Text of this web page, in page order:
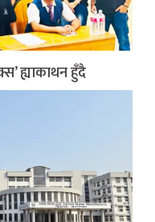
ह्याकाथन हुँदै